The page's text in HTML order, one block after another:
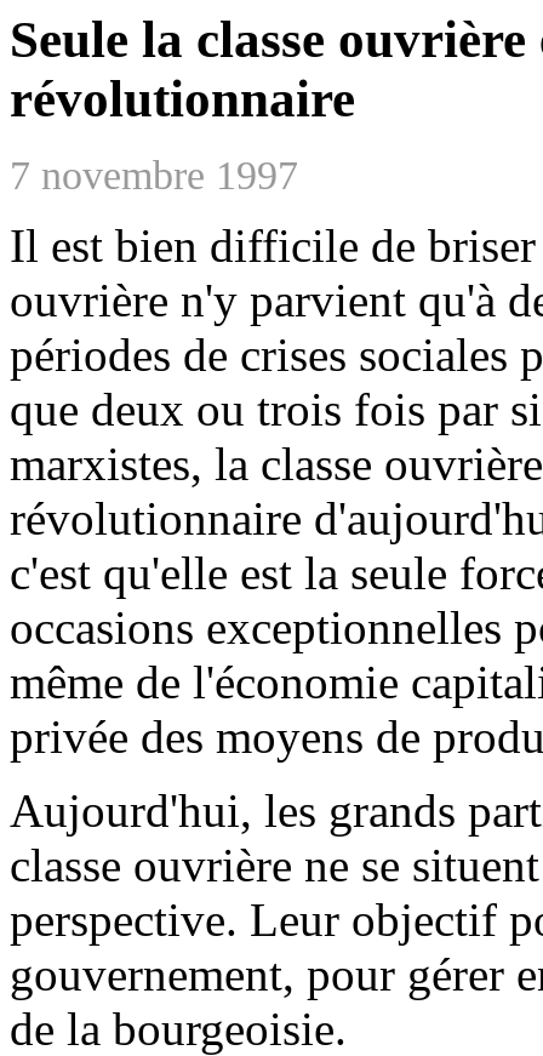
Seule la classe ouvrière
révolutionnaire
7 novembre 1997
Il est bien difficile de briser
ouvrière n'y parvient qu'à
périodes de crises sociales
que deux ou trois fois par
marxistes, la classe
révolutionnaire
c'est qu'elle est la seule
occasions exceptionnelles
même de l'économie
privée des moyens de
Aujourd'hui, les grands
classe ouvrière ne se
perspective. Leur objectif
gouvernement, pour gérer
de la bourgeoisie.